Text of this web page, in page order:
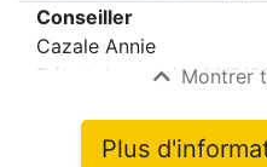
Conseiller
Cazale Annie
Début du mandat14/2/
Montrer
Plus